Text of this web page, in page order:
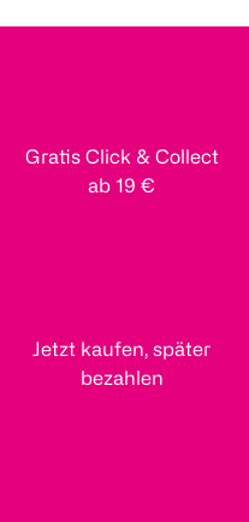
Gratis Click & Collect
ab 19 €
Jetzt kaufen, später
bezahlen